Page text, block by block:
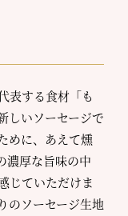
表する食材「も
しいソーセージで
めに、あえて燻
濃厚な旨味の中
じていただけま
のソーセージ生地